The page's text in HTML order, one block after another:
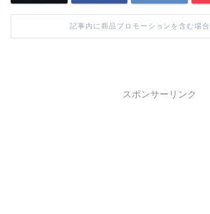
記事内に商品プロモーションを含む場
スポンサーリンク